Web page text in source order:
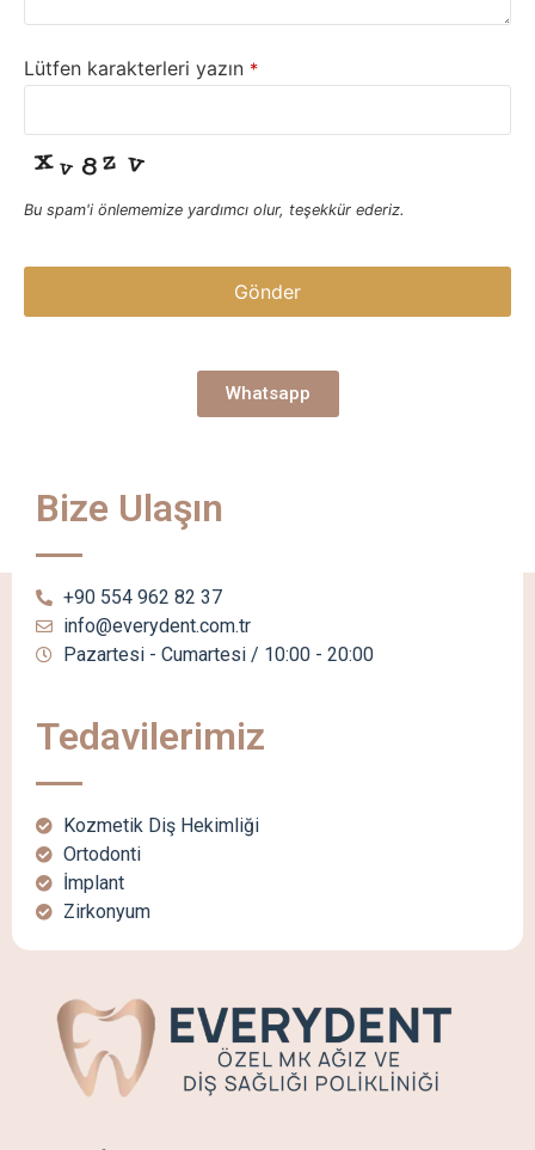
Lütfen karakterleri yazın *
Bu spam'i önlememize yardımcı olur, teşekkür ederiz.
Gönder
Whatsapp
Bize Ulaşın
+90 554 962 82 37
info@everydent.com.tr
Pazartesi - Cumartesi / 10:00 - 20:00
Tedavilerimiz
Kozmetik Diş Hekimliği
Ortodonti
İmplant
Zirkonyum